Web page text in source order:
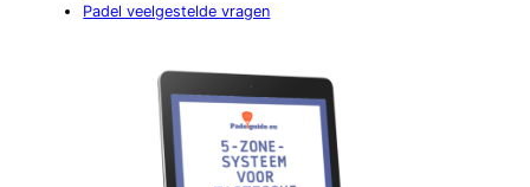
Padel veelgestelde vragen